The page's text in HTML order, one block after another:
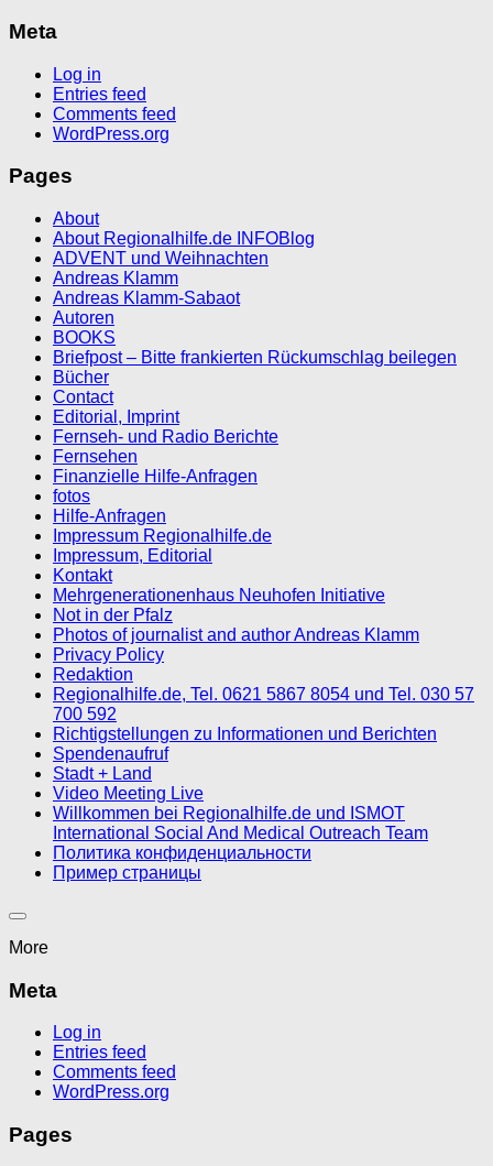
Meta
Log in
Entries feed
Comments feed
WordPress.org
Pages
About
About Regionalhilfe.de INFOBlog
ADVENT und Weihnachten
Andreas Klamm
Andreas Klamm-Sabaot
Autoren
BOOKS
Briefpost – Bitte frankierten Rückumschlag beilegen
Bücher
Contact
Editorial, Imprint
Fernseh- und Radio Berichte
Fernsehen
Finanzielle Hilfe-Anfragen
fotos
Hilfe-Anfragen
Impressum Regionalhilfe.de
Impressum, Editorial
Kontakt
Mehrgenerationenhaus Neuhofen Initiative
Not in der Pfalz
Photos of journalist and author Andreas Klamm
Privacy Policy
Redaktion
Regionalhilfe.de, Tel. 0621 5867 8054 und Tel. 030 57
700 592
Richtigstellungen zu Informationen und Berichten
Spendenaufruf
Stadt + Land
Video Meeting Live
Willkommen bei Regionalhilfe.de und ISMOT
International Social And Medical Outreach Team
Политика конфиденциальности
Пример страницы
More
Meta
Log in
Entries feed
Comments feed
WordPress.org
Pages